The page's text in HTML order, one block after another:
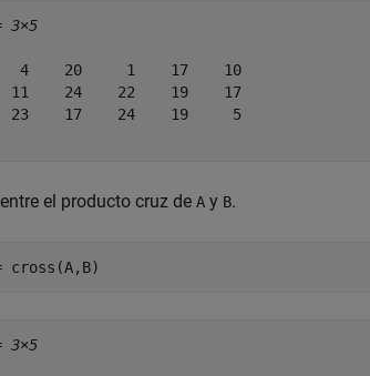
3×5
4    20     1    17    10
11    24    22    19    17
23    17    24    19     5
el producto cruz de A y B.
cross(A,B)
3×5